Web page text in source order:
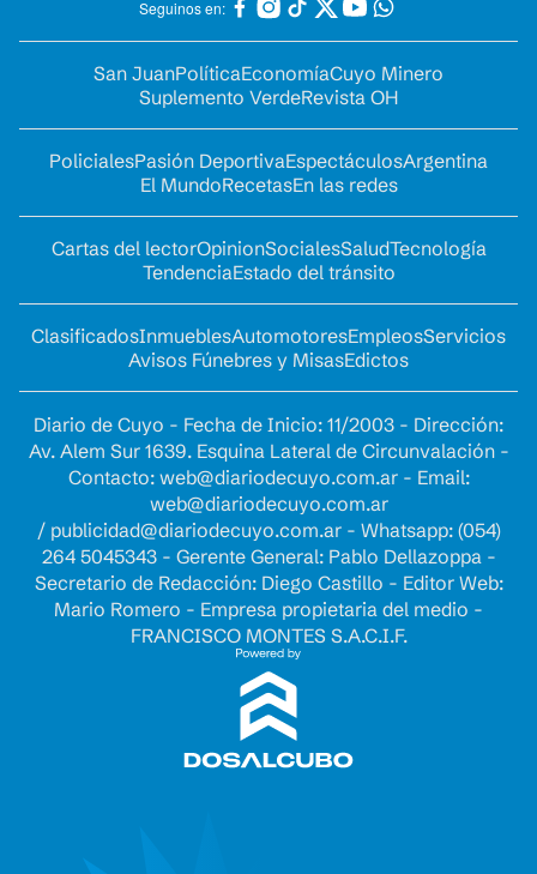
Seguinos en:
San JuanPolíticaEconomíaCuyo Minero
Suplemento VerdeRevista OH
PolicialesPasión DeportivaEspectáculosArgentina
El MundoRecetasEn las redes
Cartas del lectorOpinionSocialesSaludTecnología
TendenciaEstado del tránsito
ClasificadosInmueblesAutomotoresEmpleosServicios
Avisos Fúnebres y MisasEdictos
Diario de Cuyo - Fecha de Inicio: 11/2003 - Dirección:
Av. Alem Sur 1639. Esquina Lateral de Circunvalación -
Contacto: web@diariodecuyo.com.ar- Email:
web@diariodecuyo.com.ar
/ publicidad@diariodecuyo.com.ar- Whatsapp: (054)
264 5045343 - Gerente General: Pablo Dellazoppa -
Secretario de Redacción: Diego Castillo - Editor Web:
Mario Romero - Empresa propietaria del medio -
FRANCISCO MONTES S.A.C.I.F.